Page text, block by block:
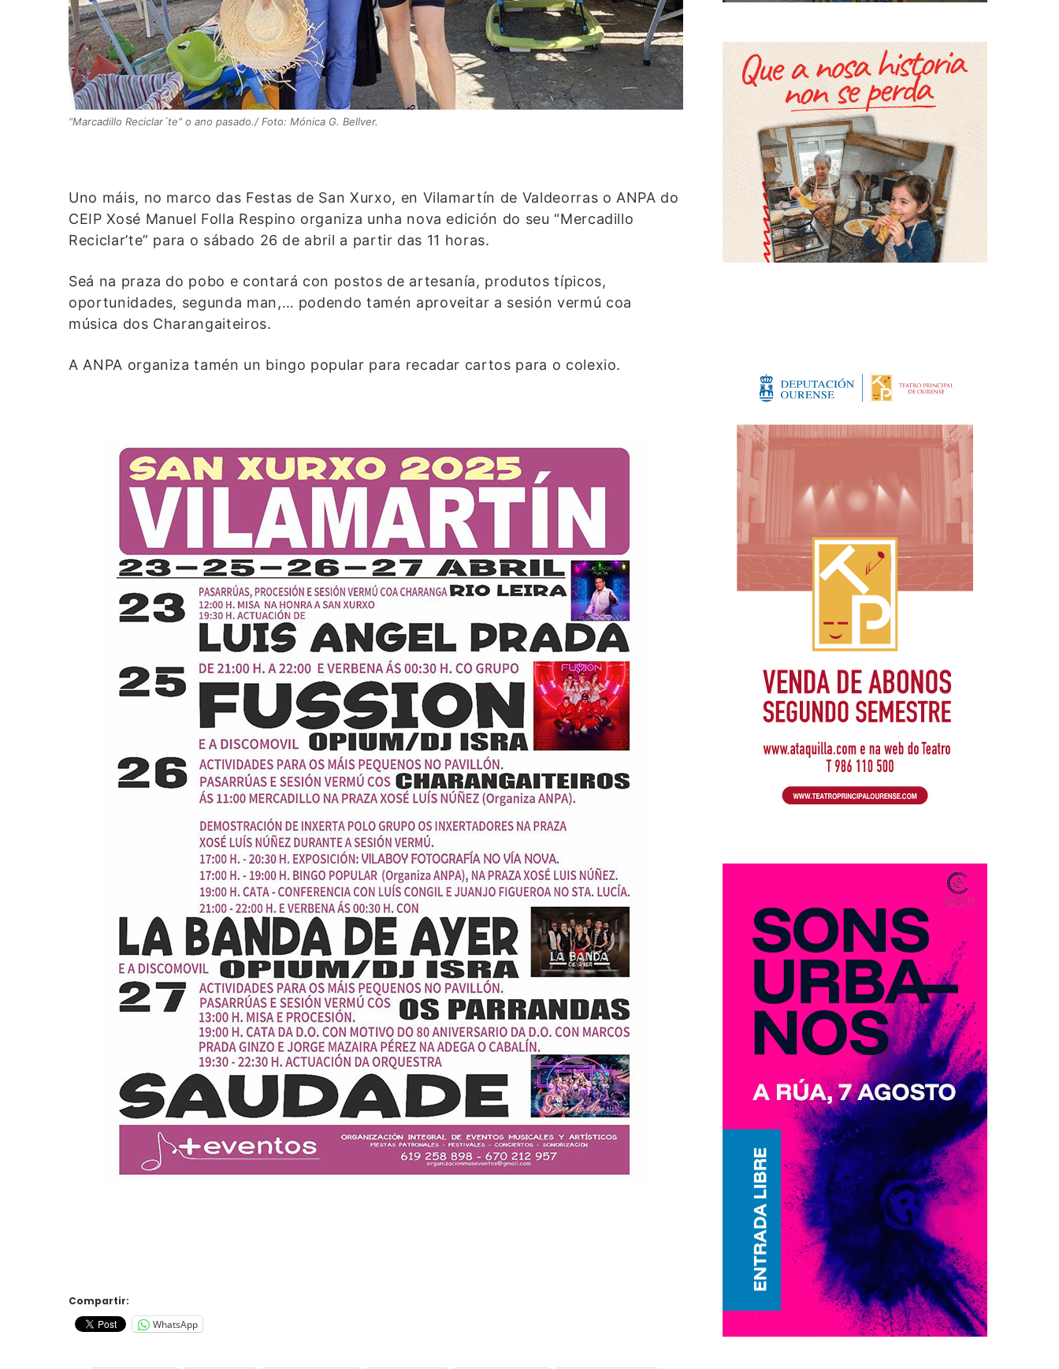
“Marcadillo Reciclar´te” o ano pasado./ Foto: Mónica G. Bellver.
Uno máis, no marco das Festas de San Xurxo, en Vilamartín de Valdeorras o ANPA do
CEIP Xosé Manuel Folla Respino organiza unha nova edición do seu “Mercadillo
Reciclar’te” para o sábado 26 de abril a partir das 11 horas.
Seá na praza do pobo e contará con postos de artesanía, produtos típicos,
oportunidades, segunda man,… podendo tamén aproveitar a sesión vermú coa
música dos Charangaiteiros.
A ANPA organiza tamén un bingo popular para recadar cartos para o colexio.
Compartir:
WhatsApp